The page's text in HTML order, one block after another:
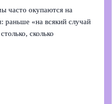
часто окупаются на
раньше «на всякий случай
сколько